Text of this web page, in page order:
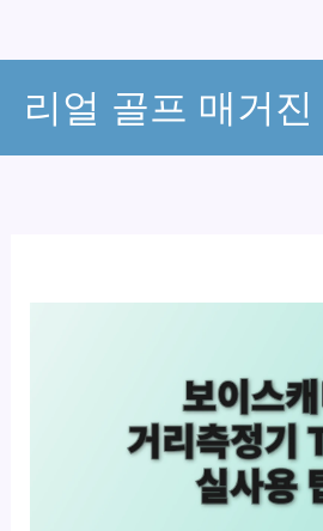
리얼 골프 매거진